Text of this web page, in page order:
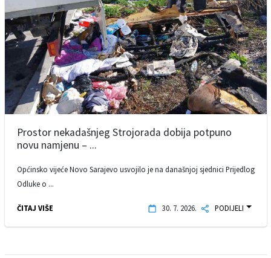
Prostor nekadašnjeg Strojorada dobija potpuno
novu namjenu – ...
Općinsko vijeće Novo Sarajevo usvojilo je na današnjoj sjednici Prijedlog
Odluke o ...
ČITAJ VIŠE 30. 7. 2026. PODIJELI